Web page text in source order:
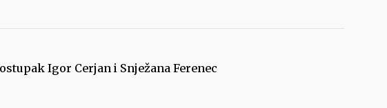
Igor Cerjan i Snježana Ferenec